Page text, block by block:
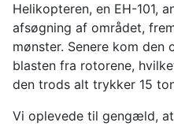
Helikopteren, en EH-101,
afsøgning af området,
mønster. Senere kom
blasten fra rotorene,
den trods alt trykker 15
Vi oplevede til gengæld,